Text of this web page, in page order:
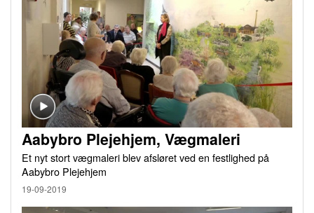
Aabybro Plejehjem, Vægmaleri
Et nyt stort vægmaleri blev afsløret ved en festlighed på
Aabybro Plejehjem
19-09-2019